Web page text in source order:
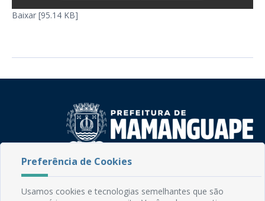
Baixar [95.14 KB]
Rua do Imperador, 78, Centro
CEP: 58.280-000 - Mamanguape/PB
Fone: (83) 3292-2246
Preferência de Cookies
Usamos cookies e tecnologias semelhantes que são